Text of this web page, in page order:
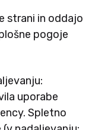
strani in oddajo
pogoje
uporabe
Spletno